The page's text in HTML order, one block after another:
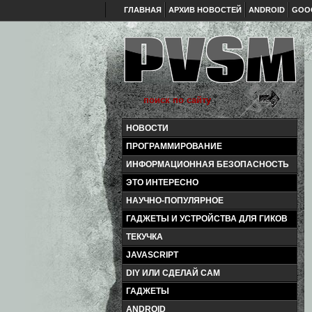
ГЛАВНАЯ АРХИВ НОВОСТЕЙ ANDROID
НОВОСТИ
ПРОГРАММИРОВАНИЕ
ИНФОРМАЦИОННАЯ БЕЗОПАСНОСТЬ
ЭТО ИНТЕРЕСНО
НАУЧНО-ПОПУЛЯРНОЕ
ГАДЖЕТЫ И УСТРОЙСТВА ДЛЯ ГИКОВ
ТЕКУЧКА
JAVASCRIPT
DIY ИЛИ СДЕЛАЙ САМ
ГАДЖЕТЫ
ANDROID